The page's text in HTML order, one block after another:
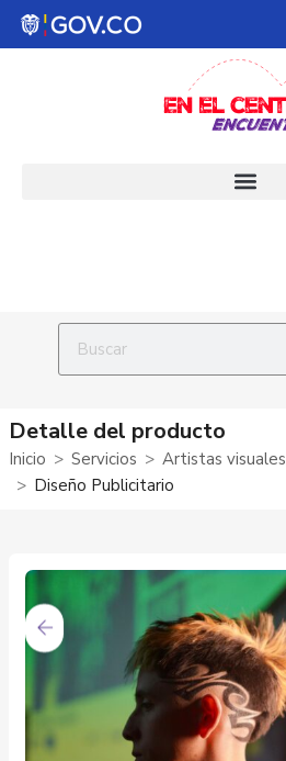
Detalle del producto
Inicio Servicios Artistas visuales
Diseño Publicitario